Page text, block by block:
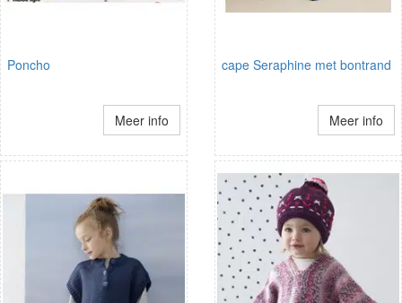
Poncho
Meer info
cape Seraphine met bontrand
Meer info